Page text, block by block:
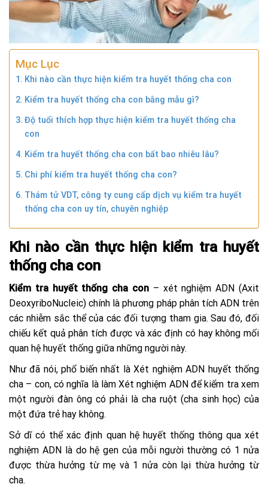
Mục Lục
Khi nào cần thực hiện kiểm tra huyết thống cha con
Kiểm tra huyết thống cha con bằng mẫu gì?
Độ tuổi thích hợp thực hiện kiểm tra huyết thống cha
con
Kiểm tra huyết thống cha con bất bao nhiêu lâu?
Chi phí kiểm tra huyết thống cha con?
Thám tử VDT, công ty cung cấp dịch vụ kiểm tra huyết
thống cha con uy tín, chuyên nghiệp
Khi nào cần thực hiện kiểm tra huyết
thống cha con
Kiểm tra huyết thống cha con – xét nghiệm ADN (Axit
DeoxyriboNucleic) chính là phương pháp phân tích ADN trên
các nhiễm sắc thể của các đối tượng tham gia. Sau đó, đối
chiếu kết quả phân tích được và xác định có hay không mối
quan hệ huyết thống giữa những người này.
Như đã nói, phổ biến nhất là Xét nghiệm ADN huyết thống
cha – con, có nghĩa là làm Xét nghiệm ADN để kiểm tra xem
một người đàn ông có phải là cha ruột (cha sinh học) của
một đứa trẻ hay không.
Sở dĩ có thể xác định quan hệ huyết thống thông qua xét
nghiệm ADN là do hệ gen của mỗi người thường có 1 nửa
được thừa hưởng từ mẹ và 1 nửa còn lại thừa hưởng từ
cha.